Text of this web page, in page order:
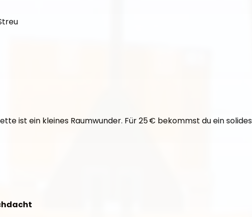
ist ein kleines Raumwunder. Für 25 € bekommst du ein solides